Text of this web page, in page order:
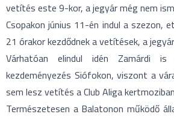
vetítés este 9-kor, a jegyár még nem
Csopakon június 11-én indul a szezon,
21 órakor kezdődnek a vetítések, a
Várhatóan elindul idén Zamárdi
kezdeményezés Siófokon, viszont a
sem lesz vetítés a Club Aliga
Természetesen a Balatonon működő